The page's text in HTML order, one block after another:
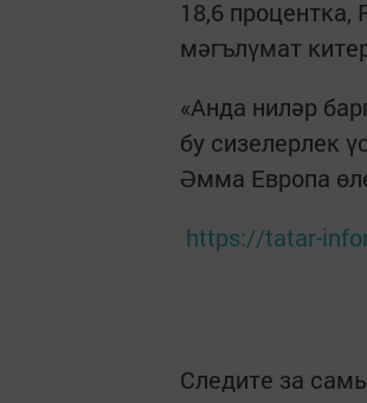
18,6
мәгълүмат
«Анда ниләр
бу сизелерлек
Әмма Европа
https://tatar-
Следите за